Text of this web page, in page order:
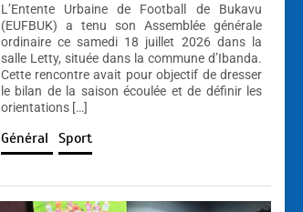
L’Entente Urbaine de Football de Bukavu
(EUFBUK) a tenu son Assemblée générale
ordinaire ce samedi 18 juillet 2026 dans la
salle Letty, située dans la commune d’Ibanda.
Cette rencontre avait pour objectif de dresser
le bilan de la saison écoulée et de définir les
orientations […]
Général Sport